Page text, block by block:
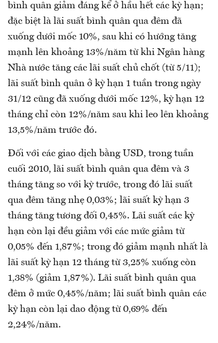
bình quân giảm đáng kể ở hầu hết các kỳ hạn;
đặc biệt là lãi suất bình quân qua đêm đã
xuống dưới mốc 10%, sau khi có hướng tăng
mạnh lên khoảng 13%/năm từ khi Ngân hàng
Nhà nước tăng các lãi suất chủ chốt (từ 5/11);
lãi suất bình quân ở kỳ hạn 1 tuần trong ngày
31/12 cũng đã xuống dưới mốc 12%, kỳ hạn 12
tháng chỉ còn 12%/năm sau khi leo lên khoảng
13,5%/năm trước đó.
Đối với các giao dịch bằng USD, trong tuần
cuối 2010, lãi suất bình quân qua đêm và 3
tháng tăng so với kỳ trước, trong đó lãi suất
qua đêm tăng nhẹ 0,03%; lãi suất kỳ hạn 3
tháng tăng tương đối 0,45%. Lãi suất các kỳ
hạn còn lại đều giảm với các mức giảm từ
0,05% đến 1,87%; trong đó giảm mạnh nhất là
lãi suất kỳ hạn 12 tháng từ 3,25% xuống còn
1,38% (giảm 1,87%). Lãi suất bình quân qua
đêm ở mức 0,45%/năm; lãi suất bình quân các
kỳ hạn còn lại dao động từ 0,69% đến
2,24%/năm.